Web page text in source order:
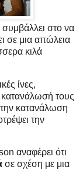
στο να
σε μια απώλεια
κιλά
ίνες,
τους
κατανάλωση
την
αναφέρει ότι
σε σχέση με μια